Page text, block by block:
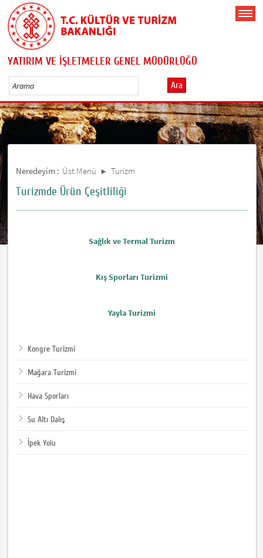
YATIRIM VE İŞLETMELER GENEL MÜDÜRLÜĞÜ
Ara
Neredeyim : Üst Menü Turizm
Turizmde Ürün Çeşitliliği
Sağlık ve Termal Turizm
Kış Sporları Turizmi
Yayla Turizmi
Kongre Turizmi
Mağara Turizmi
Hava Sporları
Su Altı Dalış
İpek Yolu